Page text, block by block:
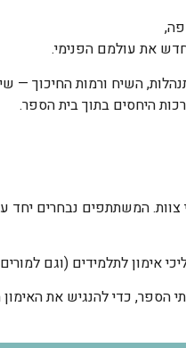
את עולמם הפנימי.
השיח ורמות החיכוך —
היחסים בתוך בית הספר.
ואנשי צוות. המשתתפים נבחרים
אימון לתלמידים (וגם
הספר, כדי להנגיש את